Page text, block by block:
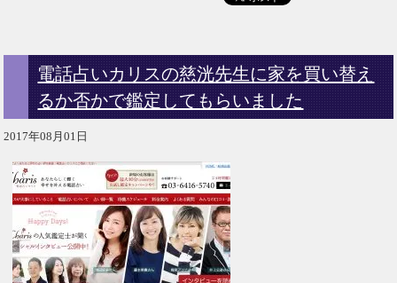
電話占いカリスの慈洸先生に家を買い替え
るか否かで鑑定してもらいました
2017年08月01日